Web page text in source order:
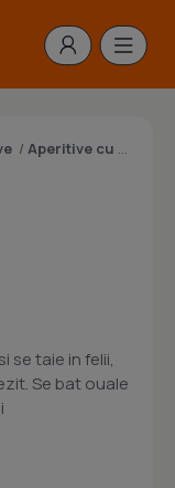
/ Aperitive cu carne
se taie in felii,
Se bat ouale